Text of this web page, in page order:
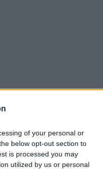
of your personal or
below opt-out section to
is processed you may
utilized by us or personal